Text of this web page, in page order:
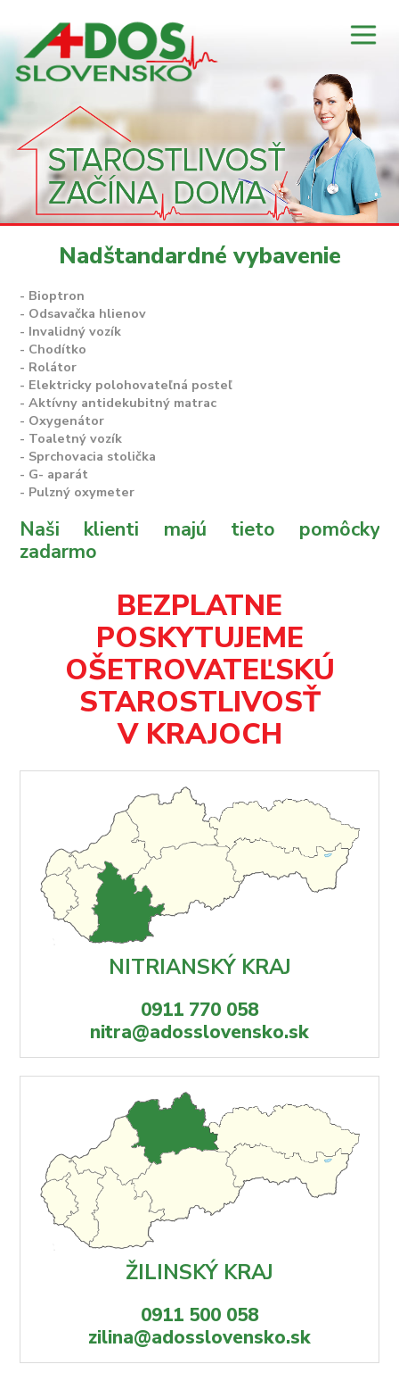
Nadštandardné vybavenie
- Bioptron
- Odsavačka hlienov
- Invalidný vozík
- Chodítko
- Rolátor
- Elektricky polohovateľná posteľ
- Aktívny antidekubitný matrac
- Oxygenátor
- Toaletný vozík
- Sprchovacia stolička
- G- aparát
- Pulzný oxymeter
Naši klienti majú tieto pomôcky
zadarmo
BEZPLATNE
POSKYTUJEME
OŠETROVATEĽSKÚ
STAROSTLIVOSŤ
V KRAJOCH
NITRIANSKÝ KRAJ
0911 770 058
nitra@adosslovensko.sk
ŽILINSKÝ KRAJ
0911 500 058
zilina@adosslovensko.sk